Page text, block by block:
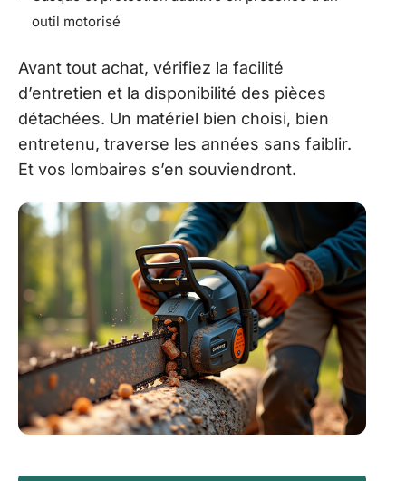
outil motorisé
Avant tout achat, vérifiez la facilité
d’entretien et la disponibilité des pièces
détachées. Un matériel bien choisi, bien
entretenu, traverse les années sans faiblir.
Et vos lombaires s’en souviendront.